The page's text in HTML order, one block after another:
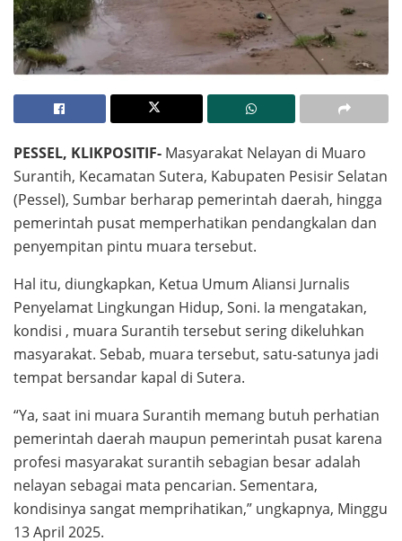
PESSEL, KLIKPOSITIF- Masyarakat Nelayan di Muaro
Surantih, Kecamatan Sutera, Kabupaten Pesisir Selatan
(Pessel), Sumbar berharap pemerintah daerah, hingga
pemerintah pusat memperhatikan pendangkalan dan
penyempitan pintu muara tersebut.
Hal itu, diungkapkan, Ketua Umum Aliansi Jurnalis
Penyelamat Lingkungan Hidup, Soni. Ia mengatakan,
kondisi , muara Surantih tersebut sering dikeluhkan
masyarakat. Sebab, muara tersebut, satu-satunya jadi
tempat bersandar kapal di Sutera.
“Ya, saat ini muara Surantih memang butuh perhatian
pemerintah daerah maupun pemerintah pusat karena
profesi masyarakat surantih sebagian besar adalah
nelayan sebagai mata pencarian. Sementara,
kondisinya sangat memprihatikan,” ungkapnya, Minggu
13 April 2025.